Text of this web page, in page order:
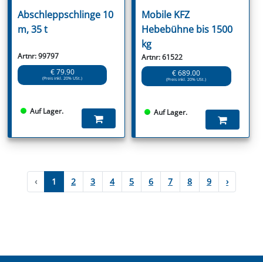
Abschleppschlinge 10
m, 35 t
Artnr: 99797
€ 79.90
(Preis inkl. 20% USt.)
Auf Lager.
Mobile KFZ
Hebebühne bis 1500
kg
Artnr: 61522
€ 689.00
(Preis inkl. 20% USt.)
Auf Lager.
‹ 1 2 3 4 5 6 7 8 9 ›